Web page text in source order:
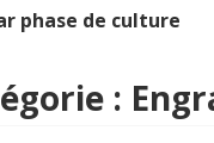
phase de culture
: